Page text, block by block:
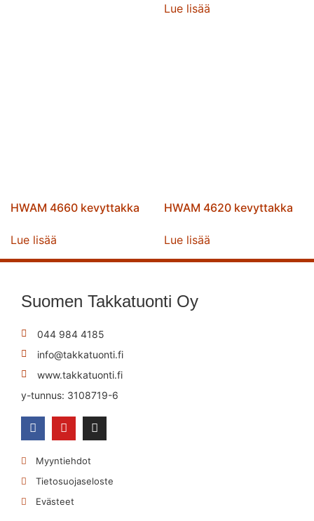
Lue lisää
HWAM 4660 kevyttakka
Lue lisää
HWAM 4620 kevyttakka
Lue lisää
Suomen Takkatuonti Oy
044 984 4185
info@takkatuonti.fi
www.takkatuonti.fi
y-tunnus: 3108719-6
Myyntiehdot
Tietosuojaseloste
Evästeet